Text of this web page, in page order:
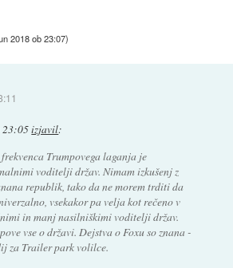
2018 ob 23:07)
23:05izjavil:
Trumpovega laganja je
voditelji držav. Nimam izkušenj z
republik, tako da ne morem trditi da
vsekakor pa velja kot rečeno v
in manj nasilniškimi voditelji držav.
vse o državi. Dejstva o Foxu so znana -
za Trailer park volilce.